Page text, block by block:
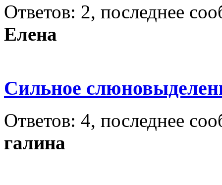
Ответов: 2, последнее
Елена
Сильное
Ответов: 4, последнее
галина